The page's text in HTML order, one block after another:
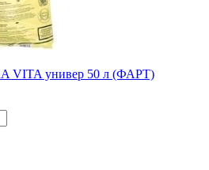
VITA универ 50 л (ФАРТ)